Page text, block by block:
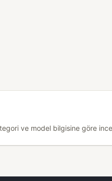
ve model bilgisine göre